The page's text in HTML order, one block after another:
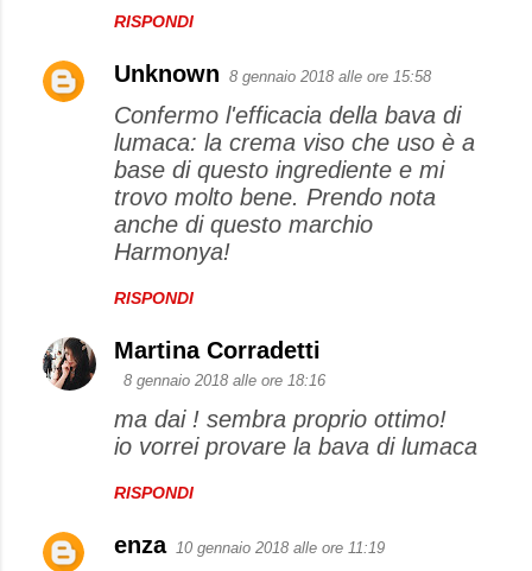
RISPONDI
Unknown 8 gennaio 2018 alle ore 15:58
Confermo l'efficacia della bava di
lumaca: la crema viso che uso è a
base di questo ingrediente e mi
trovo molto bene. Prendo nota
anche di questo marchio
Harmonya!
RISPONDI
Martina Corradetti
8 gennaio 2018 alle ore 18:16
ma dai ! sembra proprio ottimo!
io vorrei provare la bava di lumaca
RISPONDI
enza 10 gennaio 2018 alle ore 11:19